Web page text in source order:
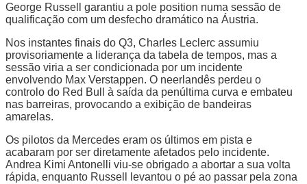
George Russell garantiu a pole position numa sessão de
qualificação com um desfecho dramático na Áustria.
Nos instantes finais do Q3, Charles Leclerc assumiu
provisoriamente a liderança da tabela de tempos, mas a
sessão viria a ser condicionada por um incidente
envolvendo Max Verstappen. O neerlandês perdeu o
controlo do Red Bull à saída da penúltima curva e embateu
nas barreiras, provocando a exibição de bandeiras
amarelas.
Os pilotos da Mercedes eram os últimos em pista e
acabaram por ser diretamente afetados pelo incidente.
Andrea Kimi Antonelli viu-se obrigado a abortar a sua volta
rápida, enquanto Russell levantou o pé ao passar pela zona